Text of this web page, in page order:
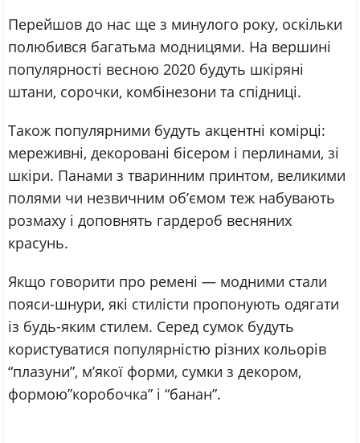
Перейшов до нас ще з минулого року, оскільки
полюбився багатьма модницями. На вершині
популярності весною 2020 будуть шкіряні
штани, сорочки, комбінезони та спідниці.
Також популярними будуть акцентні комірці:
мереживні, декоровані бісером і перлинами, зі
шкіри. Панами з тваринним принтом, великими
полями чи незвичним об’ємом теж набувають
розмаху і доповнять гардероб весняних
красунь.
Якщо говорити про ремені — модними стали
пояси-шнури, які стилісти пропонують одягати
із будь-яким стилем. Серед сумок будуть
користуватися популярністю різних кольорів
“плазуни”, м’якої форми, сумки з декором,
формою”коробочка” і “банан”.